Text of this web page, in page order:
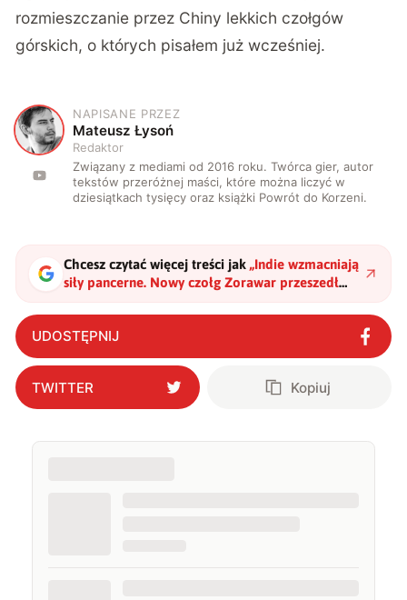
rozmieszczanie przez Chiny lekkich czołgów
górskich, o których pisałem już wcześniej.
M
NAPISANE PRZEZ
Mateusz Łysoń
Redaktor
Związany z mediami od 2016 roku. Twórca gier, autor
tekstów przeróżnej maści, które można liczyć w
dziesiątkach tysięcy oraz książki Powrót do Korzeni.
Chcesz czytać więcej treści jak „Indie wzmacniają
siły pancerne. Nowy czołg Zorawar przeszedł
pierwsze próby"?
UDOSTĘPNIJ
TWITTER Kopiuj